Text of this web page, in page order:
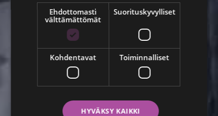
Ehdottomasti
välttämättömät
Suorituskyvylliset
Kohdentavat Toiminnalliset
HYVÄKSY KAIKKI